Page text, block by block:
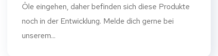
Öle eingehen, daher befinden sich diese Produkte
noch in der Entwicklung. Melde dich gerne bei
unserem...